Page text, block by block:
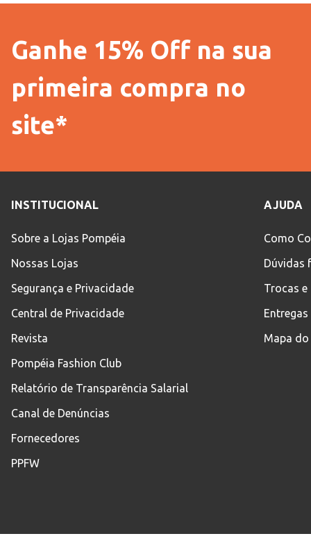
Ganhe 15% Off na sua
primeira compra no
site*
INSTITUCIONAL
Sobre a Lojas Pompéia
Nossas Lojas
Segurança e Privacidade
Central de Privacidade
Revista
Pompéia Fashion Club
Relatório de Transparência Salarial
Canal de Denúncias
Fornecedores
PPFW
AJUDA
Como
Dúvidas
Trocas e
Entregas
Mapa do